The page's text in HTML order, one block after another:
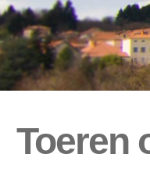
Toeren